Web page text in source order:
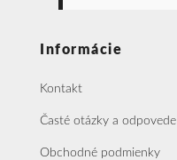
Informácie
Kontakt
Časté otázky a odpovede
Obchodné podmienky